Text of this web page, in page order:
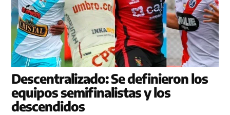
Descentralizado: Se definieron los
equipos semifinalistas y los
descendidos